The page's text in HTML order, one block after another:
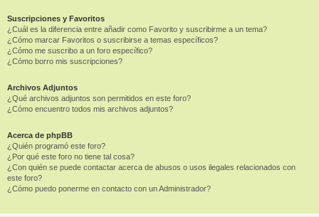
Suscripciones y Favoritos
¿Cuál es la diferencia entre añadir como Favorito y suscribirme a un tema?
¿Cómo marcar Favoritos o suscribirse a temas específicos?
¿Cómo me suscribo a un foro específico?
¿Cómo borro mis suscripciones?
Archivos Adjuntos
¿Qué archivos adjuntos son permitidos en este foro?
¿Cómo encuentro todos mis archivos adjuntos?
Acerca de phpBB
¿Quién programó este foro?
¿Por qué este foro no tiene tal cosa?
¿Con quién se puede contactar acerca de abusos o usos ilegales relacionados con
este foro?
¿Cómo puedo ponerme en contacto con un Administrador?